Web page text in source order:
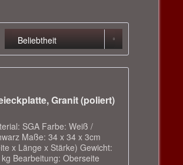
Granit (poliert)
SGA Farbe: Weiß /
Maße: 34 x 34 x 3cm
x Länge x Stärke) Gewicht:
Bearbeitung: Oberseite